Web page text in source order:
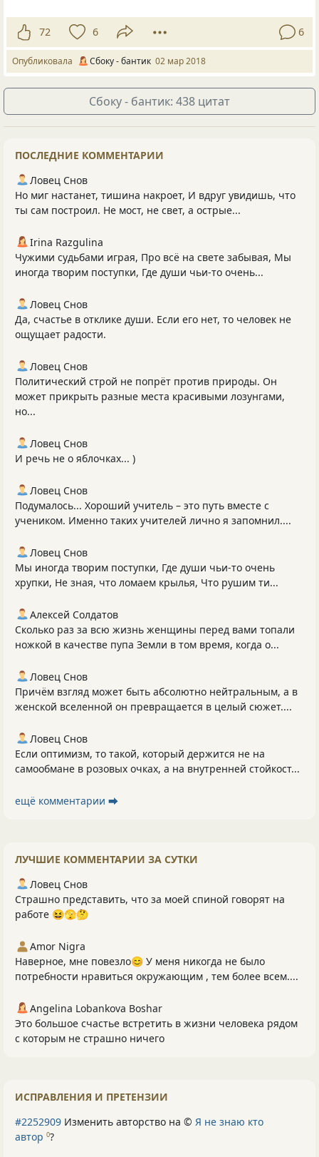
72 6 6
Опубликовала Сбоку - бантик 02 мар 2018
Сбоку - бантик: 438 цитат
ПОСЛЕДНИЕ КОММЕНТАРИИ
Ловец Снов
Но миг настанет, тишина накроет, И вдруг увидишь, что
ты сам построил. Не мост, не свет, а острые...
Irina Razgulina
Чужими судьбами играя, Про всё на свете забывая, Мы
иногда творим поступки, Где души чьи-то очень...
Ловец Снов
Да, счастье в отклике души. Если его нет, то человек не
ощущает радости.
Ловец Снов
Политический строй не попрёт против природы. Он
может прикрыть разные места красивыми лозунгами,
но...
Ловец Снов
И речь не о яблочках... )
Ловец Снов
Подумалось... Хороший учитель – это путь вместе с
учеником. Именно таких учителей лично я запомнил....
Ловец Снов
Мы иногда творим поступки, Где души чьи-то очень
хрупки, Не зная, что ломаем крылья, Что рушим ти...
Алексей Солдатов
Сколько раз за всю жизнь женщины перед вами топали
ножкой в качестве пупа Земли в том время, когда о...
Ловец Снов
Причём взгляд может быть абсолютно нейтральным, а в
женской вселенной он превращается в целый сюжет....
Ловец Снов
Если оптимизм, то такой, который держится не на
самообмане в розовых очках, а на внутренней стойкост...
ещё комментарии ⮕
ЛУЧШИЕ КОММЕНТАРИИ ЗА СУТКИ
Ловец Снов
Страшно представить, что за моей спиной говорят на
работе 😆🫣🤔
Amor Nigra
Наверное, мне повезло😊 У меня никогда не было
потребности нравиться окружающим , тем более всем....
Angelina Lobankova Boshar
Это большое счастье встретить в жизни человека рядом
с которым не страшно ничего
ИСПРАВЛЕНИЯ И ПРЕТЕНЗИИ
#2252909 Изменить авторство на © Я не знаю кто
автор 0?